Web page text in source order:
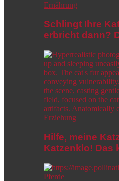
Ernährung
Schlingt Ihre
erbricht dann?
Erziehung
Hilfe, meine
Katzenklo! Das
Pferde